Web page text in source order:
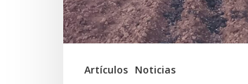
Artículos Noticias
una
violación